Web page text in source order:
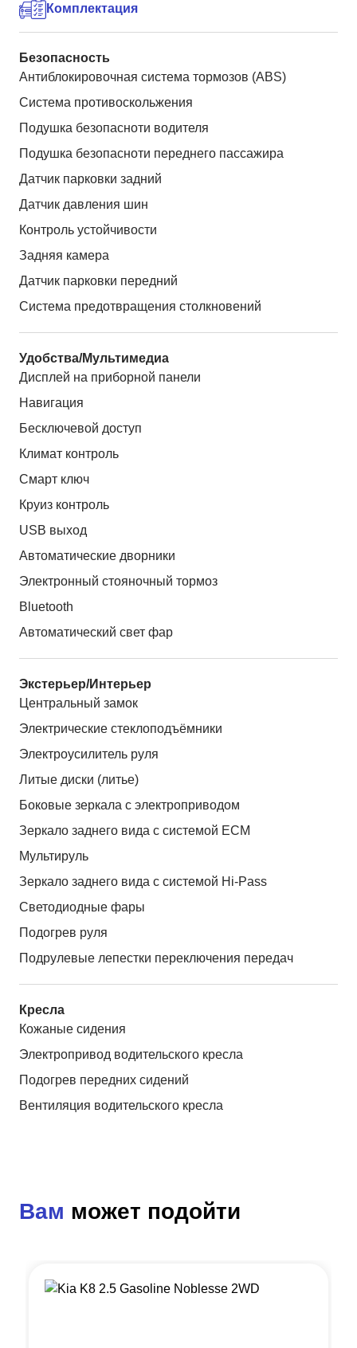
Комплектация
Безопасность
Антиблокировочная система тормозов (ABS)
Система противоскольжения
Подушка безопасноти водителя
Подушка безопасноти переднего пассажира
Датчик парковки задний
Датчик давления шин
Контроль устойчивости
Задняя камера
Датчик парковки передний
Система предотвращения столкновений
Удобства/Мультимедиа
Дисплей на приборной панели
Навигация
Бесключевой доступ
Климат контроль
Смарт ключ
Круиз контроль
USB выход
Автоматические дворники
Электронный стояночный тормоз
Bluetooth
Автоматический свет фар
Экстерьер/Интерьер
Центральный замок
Электрические стеклоподъёмники
Электроусилитель руля
Литые диски (литье)
Боковые зеркала с электроприводом
Зеркало заднего вида с системой ЕСМ
Мультируль
Зеркало заднего вида с системой Hi-Pass
Светодиодные фары
Подогрев руля
Подрулевые лепестки переключения передач
Кресла
Кожаные сидения
Электропривод водительского кресла
Подогрев передних сидений
Вентиляция водительского кресла
Вам может подойти